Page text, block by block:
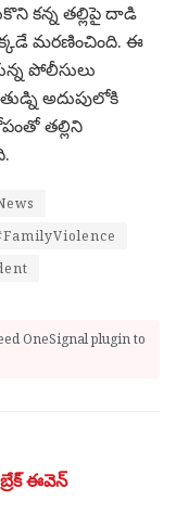
కన్న తల్లిపై దాడి
మరణించింది. ఈ
పోలీసులు
అదుపులోకి
తల్లిని
OneSignal plugin to
ఈవెన్